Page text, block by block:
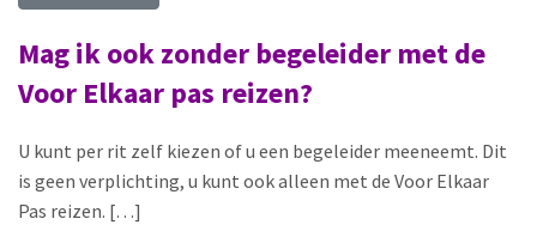
Mag ik ook zonder begeleider met de
Voor Elkaar pas reizen?
U kunt per rit zelf kiezen of u een begeleider meeneemt. Dit
is geen verplichting, u kunt ook alleen met de Voor Elkaar
Pas reizen. […]